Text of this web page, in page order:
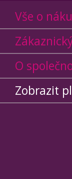
Vše o
O
Zobrazit